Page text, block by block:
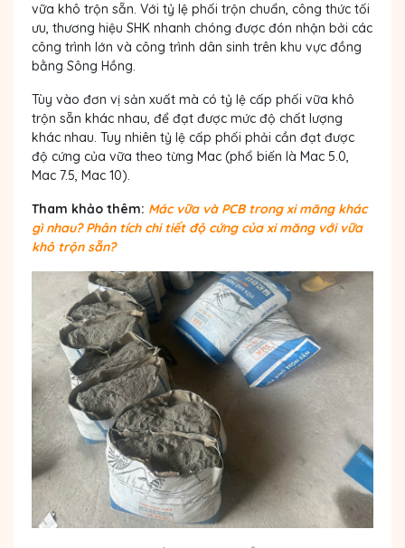
vữa khô trộn sẵn. Với tỷ lệ phối trộn chuẩn, công thức tối
ưu, thương hiệu SHK nhanh chóng được đón nhận bởi các
công trình lớn và công trình dân sinh trên khu vực đồng
bằng Sông Hồng.
Tùy vào đơn vị sản xuất mà có tỷ lệ cấp phối vữa khô
trộn sẵn khác nhau, để đạt được mức độ chất lượng
khác nhau. Tuy nhiên tỷ lệ cấp phối phải cần đạt được
độ cứng của vữa theo từng Mac (phổ biến là Mac 5.0,
Mac 7.5, Mac 10).
Tham khảo thêm: Mác vữa và PCB trong xi măng khác
gì nhau? Phân tích chi tiết độ cứng của xi măng với vữa
khô trộn sẵn?